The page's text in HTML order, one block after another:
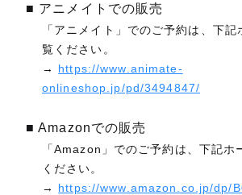
■ アニメイトでの販売
「アニメイト」でのご予約は、下
覧ください。
→ https://www.animate-
onlineshop.jp/pd/3494847/
■ Amazonでの販売
「Amazon」でのご予約は、下記ホ
ください。
→ https://www.amazon.co.jp/dp/